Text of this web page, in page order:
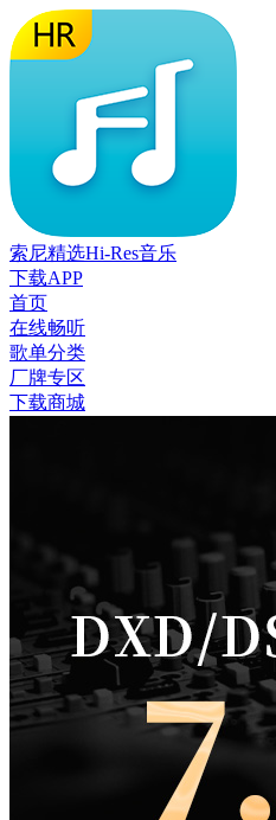
索尼精选Hi-Res音乐
下载APP
首页
在线畅听
歌单分类
厂牌专区
下载商城